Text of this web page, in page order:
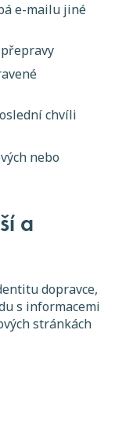
e-mailu jiné
chvíli
nebo
a
dopravce,
s informacemi
stránkách